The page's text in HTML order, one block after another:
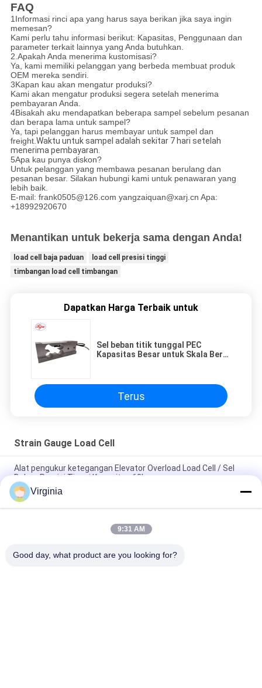
FAQ
1Informasi rinci apa yang harus saya berikan jika saya ingin
memesan?
Kami perlu tahu informasi berikut: Kapasitas, Penggunaan dan
parameter terkait lainnya yang Anda butuhkan.
2.Apakah Anda menerima kustomisasi?
Ya, kami memiliki pelanggan yang berbeda membuat produk
OEM mereka sendiri.
3Kapan kau akan mengatur produksi?
Kami akan mengatur produksi segera setelah menerima
pembayaran Anda.
4Bisakah aku mendapatkan beberapa sampel sebelum pesanan
dan berapa lama untuk sampel?
Ya, tapi pelanggan harus membayar untuk sampel dan
freight. Waktu untuk sampel adalah sekitar 7 hari setelah
menerima pembayaran.
5Apa kau punya diskon?
Untuk pelanggan yang membawa pesanan berulang dan
pesanan besar. Silakan hubungi kami untuk penawaran yang
lebih baik.
E-mail: frank0505@126.com yangzaiquan@xarj.cn Apa:
+18992920670
Menantikan untuk bekerja sama dengan Anda!
load cell baja paduan
load cell presisi tinggi
timbangan load cell timbangan
Dapatkan Harga Terbaik untuk
Sel beban titik tunggal PEC
Kapasitas Besar untuk Skala Berat
Terus
Strain Gauge Load Cell
Alat pengukur ketegangan Elevator Overload Load Cell / Sel
Beban Presisi Tinggi Kapasitas 60kg
Alloy Steel Strain Gauge Load Cell Untuk Timbangan Derek
Analog Output 5kg 10kg
Round Tension S Type Strain Gauge Sensor Untuk Kompresi
Virginia
9:31 AM
Good day, what product are you looking for?